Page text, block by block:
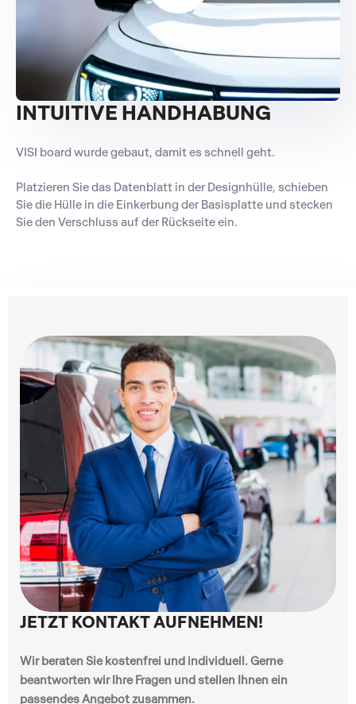
INTUITIVE HANDHABUNG
VISI board wurde gebaut, damit es schnell geht.
Platzieren Sie das Datenblatt in der Designhülle, schieben
Sie die Hülle in die Einkerbung der Basisplatte und stecken
Sie den Verschluss auf der Rückseite ein.
JETZT KONTAKT AUFNEHMEN!
Wir beraten Sie kostenfrei und individuell. Gerne
beantworten wir Ihre Fragen und stellen Ihnen ein
passendes Angebot zusammen.